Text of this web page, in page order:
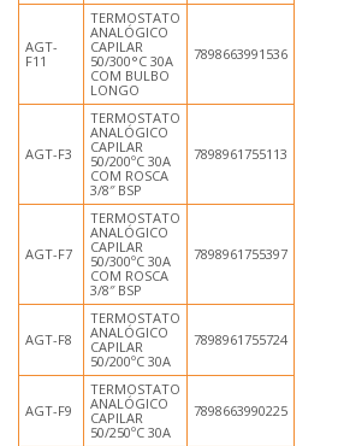
AGT-
F11
TERMOSTATO
ANALÓGICO
CAPILAR
50/300°C 30A
COM BULBO
LONGO
7898663991536
AGT-F3
TERMOSTATO
ANALÓGICO
CAPILAR
50/200ºC 30A
COM ROSCA
3/8″ BSP
7898961755113
AGT-F7
TERMOSTATO
ANALÓGICO
CAPILAR
50/300ºC 30A
COM ROSCA
3/8″ BSP
7898961755397
AGT-F8
TERMOSTATO
ANALÓGICO
CAPILAR
50/200ºC 30A
7898961755724
AGT-F9
TERMOSTATO
ANALÓGICO
CAPILAR
50/250ºC 30A
7898663990225